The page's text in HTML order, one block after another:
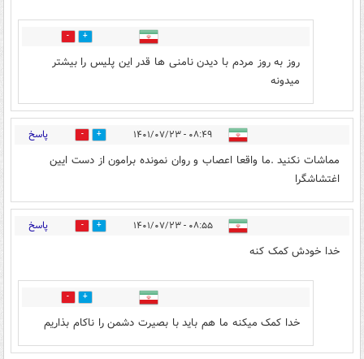
1
روز به روز مردم با دیدن نامنی ها قدر این پلیس را بیشتر
میدونه
۰۸:۴۹ - ۱۴۰۱/۰۷/۲۳ 33 پاسخ
مماشات نکنید .ما واقعا اعصاب و روان نمونده برامون از دست ایین
اغتشاشگرا
۰۸:۵۵ - ۱۴۰۱/۰۷/۲۳ 21 پاسخ
خدا خودش کمک کنه
0
خدا کمک میکنه ما هم باید با بصیرت دشمن را ناکام بذاریم